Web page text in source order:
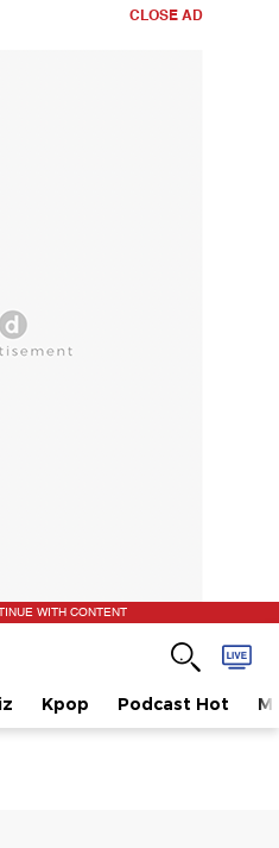
CLOSE AD
WITH CONTENT
Kpop Podcast Hot